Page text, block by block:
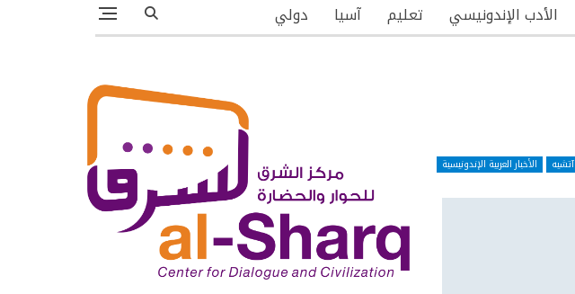
الأدب الإندونيسي تعليم آسيا دولي
آتشيه الأخبار العربية الإندونيسية